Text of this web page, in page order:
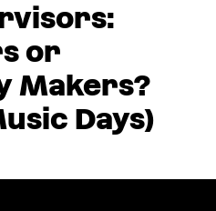
or
Makers?
Days)